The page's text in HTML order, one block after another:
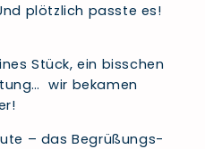
plötzlich passte es!
Stück, ein bisschen
wir bekamen
– das Begrüßungs-